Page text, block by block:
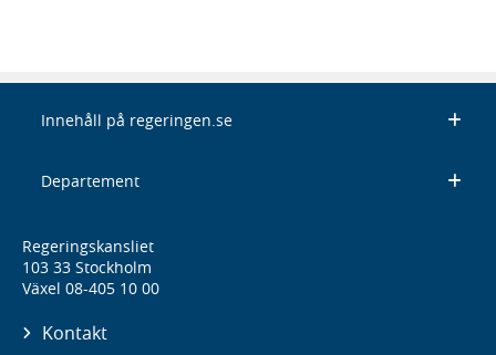
Innehåll på regeringen.se
Departement
Regeringskansliet
103 33 Stockholm
Växel 08-405 10 00
Kontakt